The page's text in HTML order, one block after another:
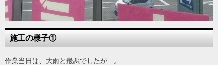
施工の様子①
作業当日は、大雨と最悪でしたが…。